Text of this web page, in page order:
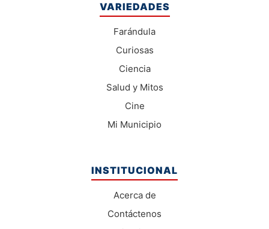
VARIEDADES
Farándula
Curiosas
Ciencia
Salud y Mitos
Cine
Mi Municipio
INSTITUCIONAL
Acerca de
Contáctenos